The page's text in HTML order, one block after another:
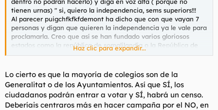
tienen urnas) " si, quiero la independencia, sems superiors!!!
Al parecer puigchfkfkfdemont ha dicho que con que vayan 7
personas y digan que quieren la independencia ya le vale para
proclamarla. Creo que así se han fundado varios gloriosos
estados como la república de somalilandia o la República de
Trasnistria.
Haz clic para expandir...
Lo cierto es que la mayoría de colegios son de la
Generalitat o de los Ayuntamientos. Así que SÍ, los
ciudadanos podrán entrar a votar y SÍ, habrá un censo.
Deberíais centraros más en hacer campaña por el NO, en